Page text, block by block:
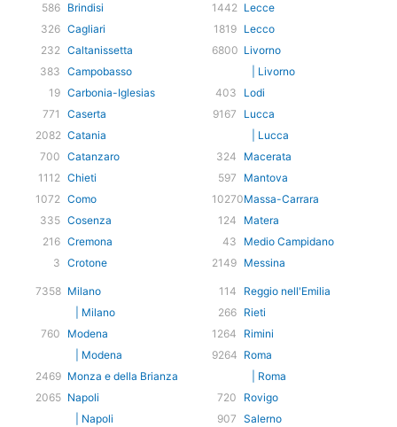
586 Brindisi
326 Cagliari
232 Caltanissetta
383 Campobasso
19 Carbonia-Iglesias
771
Caserta
2082 Catania
700 Catanzaro
1112 Chieti
1072 Como
335 Cosenza
216 Cremona
3 Crotone
1442 Lecce
1819 Lecco
6800 Livorno
| Livorno
403
Lodi
9167
Lucca
| Lucca
324
Macerata
597
Mantova
10270Massa-Carrara
124
Matera
43
Medio Campidano
2149 Messina
7358 Milano
| Milano
760
Modena
| Modena
2469 Monza e della Brianza
2065 Napoli
| Napoli
114
Reggio nell'Emilia
266 Rieti
1264
Rimini
9264 Roma
| Roma
720
Rovigo
907 Salerno